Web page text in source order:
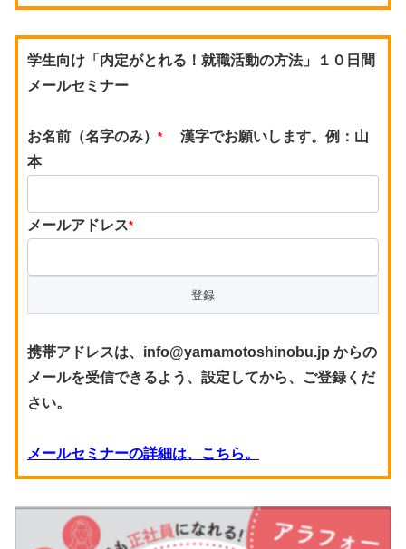
学生向け「内定がとれる！就職活動の方法」１０日間
メールセミナー
お名前（名字のみ） *
漢字でお願いします。例：山
本
メールアドレス*
携帯アドレスは、info@yamamotoshinobu.jp からの
メールを受信できるよう、設定してから、ご登録くだ
さい。
メールセミナーの詳細は、こちら。